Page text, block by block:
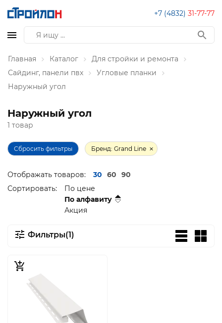
+7 (4832) 31-77-77
Главная Каталог
Для стройки и ремонта
Сайдинг, панели пвх
Угловые планки
Наружный угол
Наружный угол
1 товар
Сбросить фильтры Бренд: Grand Line
Отображать товаров: 30 60
90
Сортировать:
По цене
По алфавиту
Акция
Фильтры(1)